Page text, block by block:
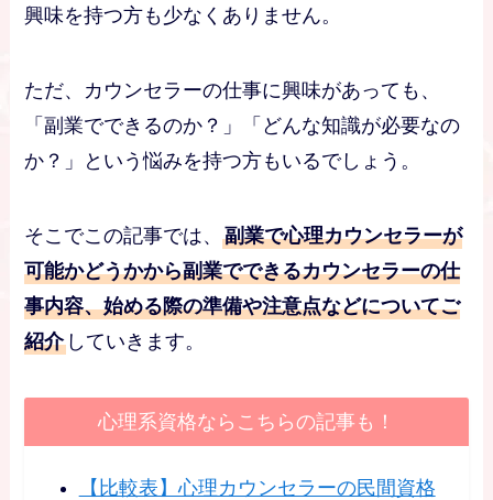
興味を持つ方も少なくありません。
ただ、カウンセラーの仕事に興味があっても、
「副業でできるのか？」「どんな知識が必要なの
か？」という悩みを持つ方もいるでしょう。
そこでこの記事では、副業で心理カウンセラーが
可能かどうかから副業でできるカウンセラーの仕
事内容、始める際の準備や注意点などについてご
紹介 していきます。
心理系資格ならこちらの記事も！
【比較表】心理カウンセラーの民間資格